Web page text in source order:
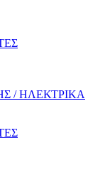
/ ΗΛΕΚΤΡΙΚΑ